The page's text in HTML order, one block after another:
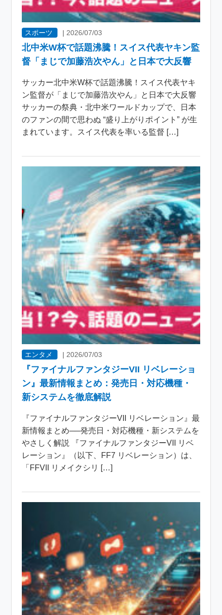
スポーツ | 2026/07/03
北中米W杯で話題沸騰！スイス代表ヤキン監
督「まじで加藤浩次やん」と日本で大反響
サッカー北中米W杯で話題沸騰！スイス代表ヤキ
ン監督が「まじで加藤浩次やん」と日本で大反響
サッカーの祭典・北中米ワールドカップで、日本
のファンの間で思わぬ “盛り上がりポイント” が生
まれています。スイス代表を率いる監督 […]
エンタメ | 2026/07/03
『ファイナルファンタジーVII リベレーショ
ン』最新情報まとめ：発売日・対応機種・
新システムを徹底解説
『ファイナルファンタジーVII リベレーション』最
新情報まとめ──発売日・対応機種・新システムを
やさしく解説 『ファイナルファンタジーVII リベ
レーション』（以下、FF7 リベレーション）は、
「FFVII リメイクシリ […]